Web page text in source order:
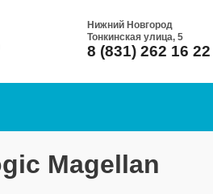
Нижний Новгород
Тонкинская улица, 5
8 (831) 262 16 22
Magellan